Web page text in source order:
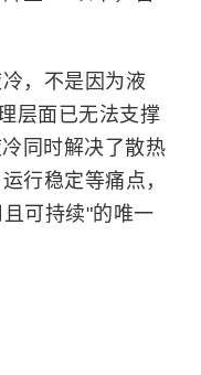
，不是因为液
层面已无法支撑
同时解决了散热
行稳定等痛点，
可持续"的唯一